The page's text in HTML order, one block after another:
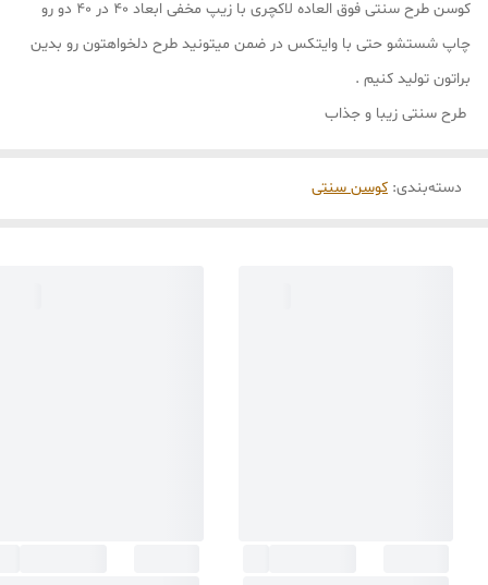
کوسن طرح سنتی فوق العاده لاکچری با زیپ مخفی ابعاد 40 در 40 دو رو
چاپ شستشو حتی با وایتکس در ضمن میتونید طرح دلخواهتون رو بدین
براتون تولید کنیم .
طرح سنتی زیبا و جذاب
دسته‌بندی: کوسن سنتی